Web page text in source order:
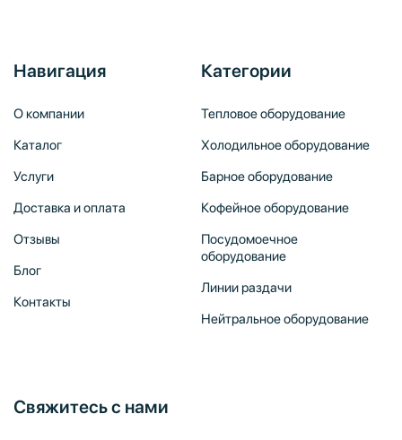
Навигация
О компании
Каталог
Услуги
Доставка и оплата
Отзывы
Блог
Контакты
Категории
Тепловое оборудование
Холодильное оборудование
Барное оборудование
Кофейное оборудование
Посудомоечное
оборудование
Линии раздачи
Нейтральное оборудование
Свяжитесь с нами